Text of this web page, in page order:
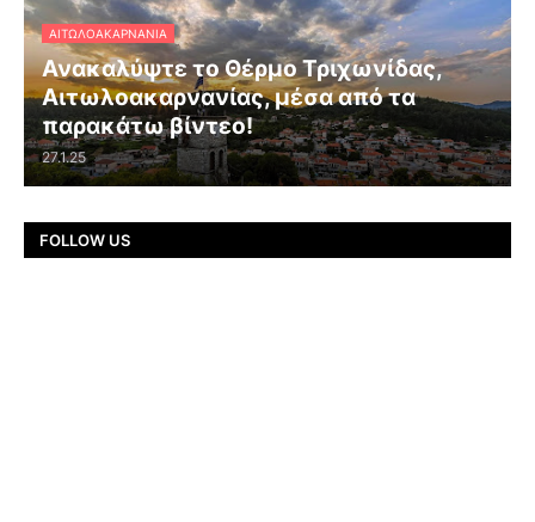
ΑΙΤΩΛΟΑΚΑΡΝΑΝΊΑ
Ανακαλύψτε το Θέρμο Τριχωνίδας,
Αιτωλοακαρνανίας, μέσα από τα
παρακάτω βίντεο!
27.1.25
FOLLOW US